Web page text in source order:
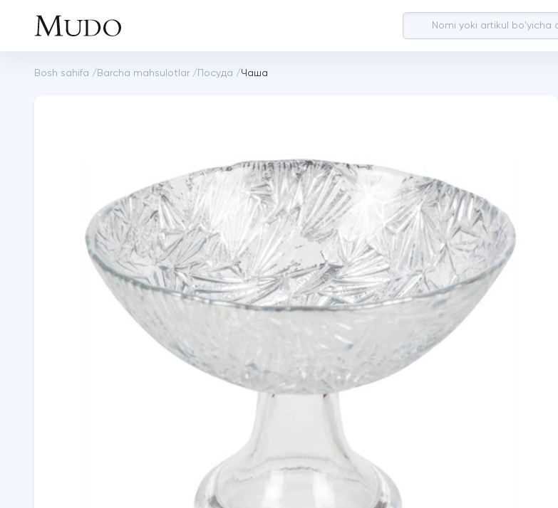
Bosh sahifa / Barcha mahsulotlar / Посуда /Чаша